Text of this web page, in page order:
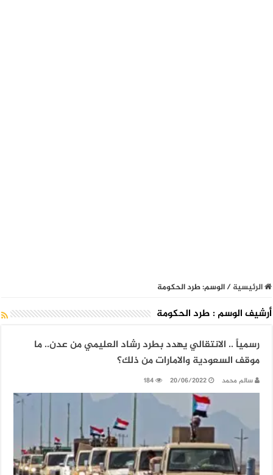
الرئيسية/الوسم:طرد الحكومة
أرشيف الوسم : طرد الحكومة
رسمياً .. الانتقالي يهدد بطرد رشاد العليمي من عدن.. ما
موقف السعودية والامارات من ذلك؟
سالم محمد 20/06/2022
184